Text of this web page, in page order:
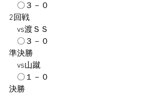
〇３－０
2回戦
vs渡ＳＳ
〇３－０
準決勝
vs山蹴
〇１－０
決勝